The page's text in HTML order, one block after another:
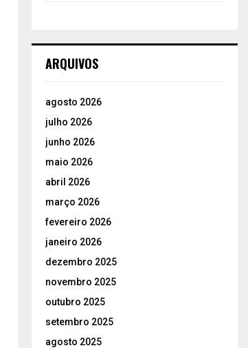
ARQUIVOS
agosto 2026
julho 2026
junho 2026
maio 2026
abril 2026
março 2026
fevereiro 2026
janeiro 2026
dezembro 2025
novembro 2025
outubro 2025
setembro 2025
agosto 2025